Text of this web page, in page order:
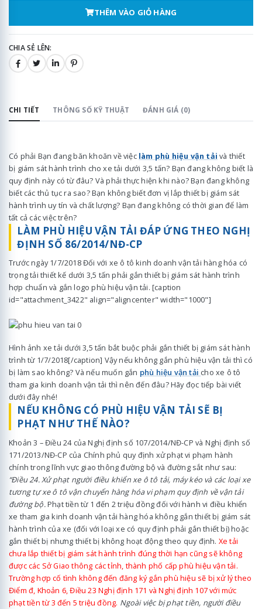
THÊM VÀO GIỎ HÀNG
CHIA SẺ LÊN:
CHI TIẾT THÔNG SỐ KỸ THUẬT ĐÁNH GIÁ (0)
Có phải Bạn đang băn khoăn về việc làm phù hiệu vận tải và thiết
bị giám sát hành trình cho xe tải dưới 3,5 tấn? Bạn đang không biết là
quy định này có từ đâu? Và phải thực hiện khi nào? Bạn đang không
biết các thủ tục ra sao? Bạn không biết đơn vị lắp thiết bị giám sát
hành trình uy tín và chất lượng? Bạn đang không có thời gian để làm
tất cả các việc trên?
LÀM PHÙ HIỆU VẬN TẢI ĐÁP ỨNG THEO NGHỊ
ĐỊNH SỐ 86/2014/NĐ-CP
Trước ngày 1/7/2018 Đối với xe ô tô kinh doanh vận tải hàng hóa có
trọng tải thiết kế dưới 3,5 tấn phải gắn thiết bị giám sát hành trình
hợp chuẩn và gắn logo phù hiệu vận tải. [caption
id="attachment_3422" align="aligncenter" width="1000"]
Hình ảnh xe tải dưới 3,5 tấn bắt buộc phải gắn thiết bị giám sát hành
trình từ 1/7/2018[/caption] Vậy nếu không gắn phù hiệu vận tải thì có
bị làm sao không? Và nếu muốn gắn phù hiệu vận tải cho xe ô tô
tham gia kinh doanh vận tải thì nên đến đâu? Hãy đọc tiếp bài viết
dưới đây nhé!
NẾU KHÔNG CÓ PHÙ HIỆU VẬN TẢI SẼ BỊ
PHẠT NHƯ THẾ NÀO?
Khoản 3 – Điều 24 của Nghị định số 107/2014/NĐ-CP và Nghị định số
171/2013/NĐ-CP của Chính phủ quy định xử phạt vi phạm hành
chính trong lĩnh vực giao thông đường bộ và đường sắt như sau:
“Điều 24. Xử phạt người điều khiển xe ô tô tải, máy kéo và các loại xe
tương tự xe ô tô vận chuyển hàng hóa vi phạm quy định về vận tải
đường bộ.Phạt tiền từ 1 đến 2 triệu đồng đối với hành vi điều khiển
xe tham gia kinh doanh vận tải hàng hóa không gắn thiết bị giám sát
hành trình của xe (đối với loại xe có quy định phải gắn thiết bị) hoặc
gắn thiết bị nhưng thiết bị không hoạt động theo quy định. Xe tải
chưa lắp thiết bị giám sát hành trình đúng thời hạn cũng sẽ không
được các Sở Giao thông các tỉnh, thành phố cấp phù hiệu vận tải.
Trường hợp cố tình không đến đăng ký gắn phù hiệu sẽ bị xử lý theo
Điểm đ, Khoản 6, Điều 23 Nghị định 171 và Nghị định 107 với mức
phạt tiền từ 3 đến 5 triệu đồng. Ngoài việc bị phạt tiền, người điều